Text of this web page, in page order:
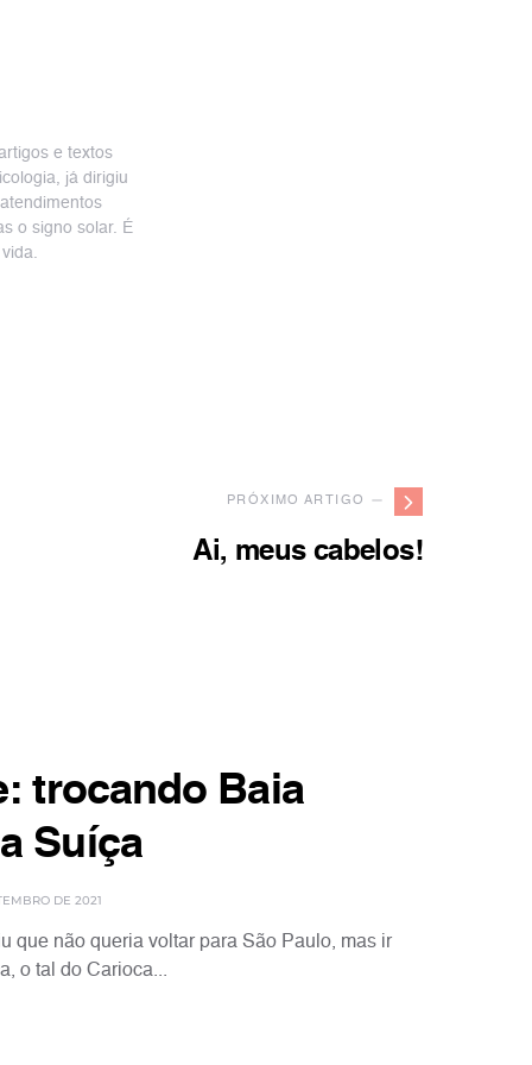
e textos
já dirigiu
o signo solar. É
PRÓXIMO ARTIGO —
Ai, meus cabelos!
trocando Baia
Suíça
DE 2021
que não queria voltar para São Paulo, mas ir
o tal do Carioca...